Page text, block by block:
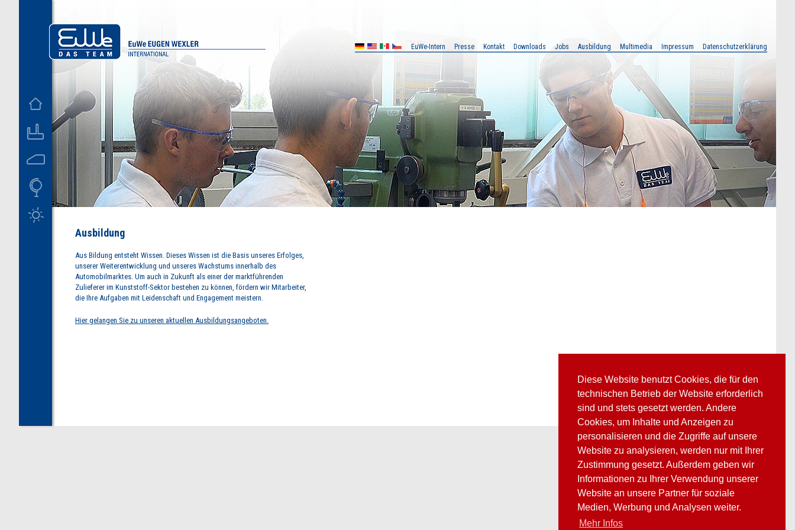
Diese Website benutzt Cookies, die für den
technischen Betrieb der Website erforderlich
sind und stets gesetzt werden. Andere
Cookies, um Inhalte und Anzeigen zu
personalisieren und die Zugriffe auf unsere
Website zu analysieren, werden nur mit Ihrer
Zustimmung gesetzt. Außerdem geben wir
Informationen zu Ihrer Verwendung unserer
Website an unsere Partner für soziale
Medien, Werbung und Analysen weiter.
Mehr Infos
Ausbildung
Aus Bildung entsteht Wissen. Dieses Wissen ist die Basis unseres Erfolges,
unserer Weiterentwicklung und unseres Wachstums innerhalb des
Automobilmarktes. Um auch in Zukunft als einer der marktführenden
Zulieferer im Kunststoff-Sektor bestehen zu können, fördern wir Mitarbeiter,
die Ihre Aufgaben mit Leidenschaft und Engagement meistern.
Hier gelangen Sie zu unseren aktuellen Ausbildungsangeboten.
D US MX EuWe-Intern Presse Kontakt Downloads Jobs Ausbildung Multimedia Impressum Datenschutzerklärung